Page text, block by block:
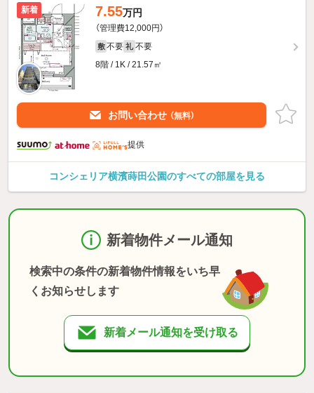
新着 7.55万円
（管理費12,000円）
敷 不要 礼 不要
8階 / 1K / 21.57㎡
お問い合わせ （無料）
提供
コンシェリア横濱蒔田公園のすべての部屋を見る
新着物件メール通知
検索中の条件の新着物件情報をいち早
くお知らせします
新着メール通知を受け取る